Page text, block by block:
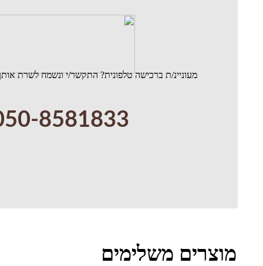
מעוניינ/ת ברכישה טלפונית? התקשר/י ונשמח לשרת
8581833
מוצרים משלימים